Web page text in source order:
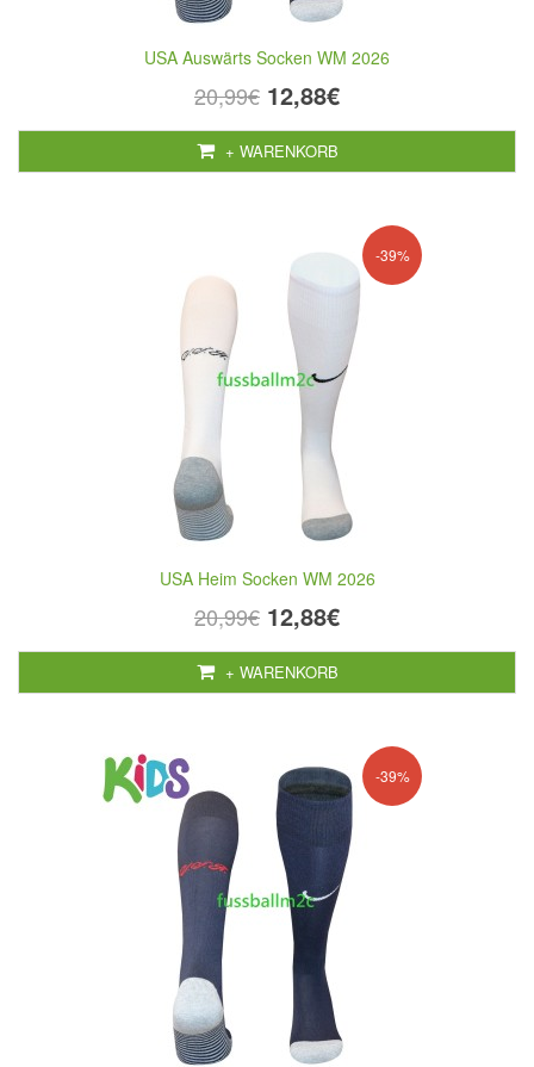
USA Auswärts Socken WM 2026
20,99€ 12,88€
+ WARENKORB
-39%
USA Heim Socken WM 2026
20,99€ 12,88€
+ WARENKORB
-39%